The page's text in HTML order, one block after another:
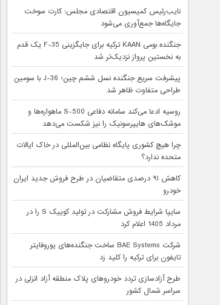
نایب‌رئیس کمیسیون اقتصادی مجلس: کارت سوخت
جایگاه‌ها جمع‌آوری می‌شود
جنگنده بومی KAAN ترکیه برای جایگزینی F-35 یک قدم
به نخستین پرواز نزدیک‌تر شد
پیشرفت سریع جنگنده نسل ششم چین؛ J-36 با سومین
طراحی متفاوت ظاهر شد
روسیه ادعا می‌کند سامانه دفاعی S-500 ماهواره‌ها و
موشک‌های هایپرسونیک را نیز شکست می‌دهد
چرا هیچ کشوری پایگاه نظامی بین‌المللی در خاک ایالات
متحده ندارد؟
کاهش ۹۱ درصدی متقاضیان در طرح فروش جدید ایران
خودرو
سایپا شرایط فروش مشارکت در تولید کوییک S را در
مرداد 1405 اعلام کرد
شرکت BAE Systems ساخت جنگنده‌های یوروفایتر
تایفون برای ترکیه را کلید زد
طرح آزادسازی تردد خودروهای پلاک منطقه آزاد انزلی در
سراسر شمال کشور